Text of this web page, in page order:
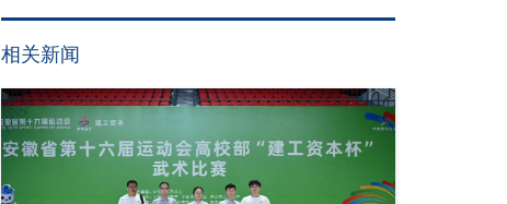
相关新闻